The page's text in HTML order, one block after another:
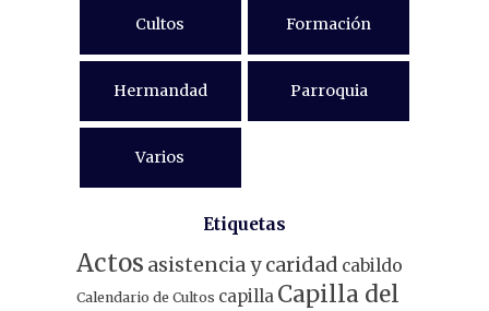
Cultos Formación
Hermandad Parroquia
Varios
Etiquetas
Actos asistencia y caridad cabildo
Calendario de Cultos capilla Capilla del